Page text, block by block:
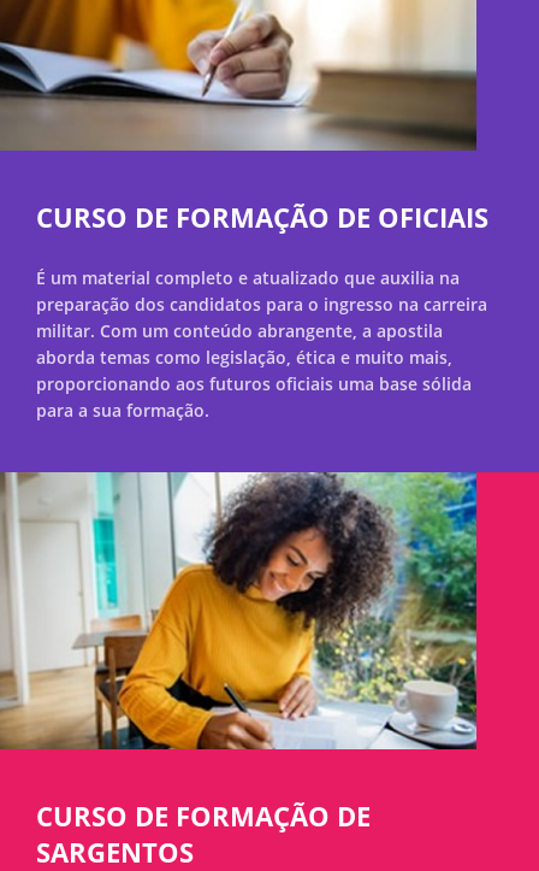
CURSO DE FORMAÇÃO DE OFICIAIS
É um material completo e atualizado que auxilia na
preparação dos candidatos para o ingresso na carreira
militar. Com um conteúdo abrangente, a apostila
aborda temas como legislação, ética e muito mais,
proporcionando aos futuros oficiais uma base sólida
para a sua formação.
CURSO DE FORMAÇÃO DE
SARGENTOS